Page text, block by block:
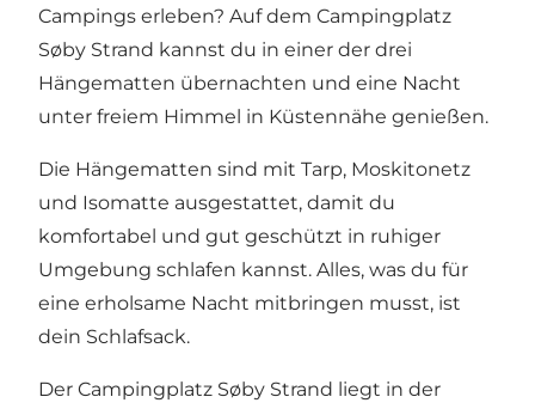
Campings erleben? Auf dem Campingplatz
Søby Strand kannst du in einer der drei
Hängematten übernachten und eine Nacht
unter freiem Himmel in Küstennähe genießen.
Die Hängematten sind mit Tarp, Moskitonetz
und Isomatte ausgestattet, damit du
komfortabel und gut geschützt in ruhiger
Umgebung schlafen kannst. Alles, was du für
eine erholsame Nacht mitbringen musst, ist
dein Schlafsack.
Der Campingplatz Søby Strand liegt in der